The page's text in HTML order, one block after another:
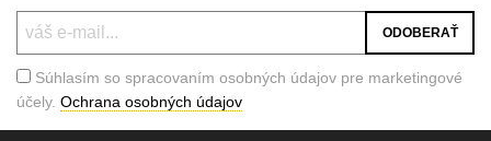
Súhlasím so spracovaním osobných údajov pre marketingové
účely. Ochrana osobných údajov